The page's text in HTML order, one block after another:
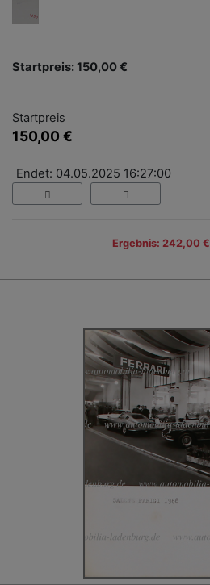
Startpreis: 150,00 €
Startpreis
150,00 €
Endet: 04.05.2025 16:27:00
Ergebnis: 242,00 €